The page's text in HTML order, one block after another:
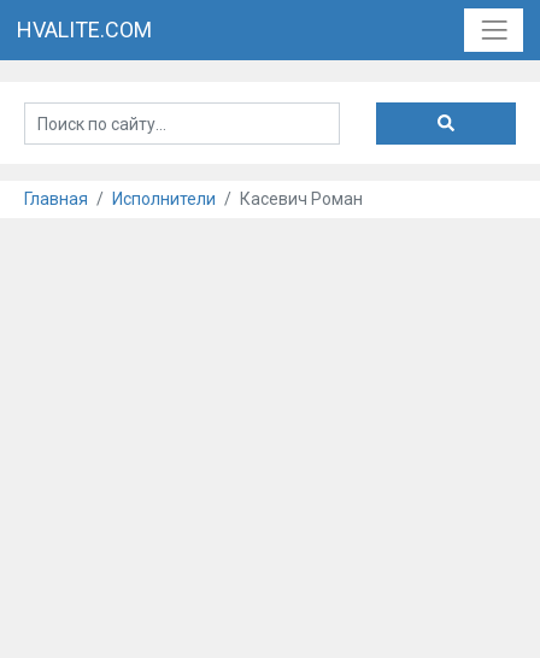
HVALITE.COM
Главная Исполнители Касевич Роман